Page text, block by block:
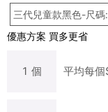
三代兒童款黑色-尺碼
優惠方案 買多更省
1 個 平均每個